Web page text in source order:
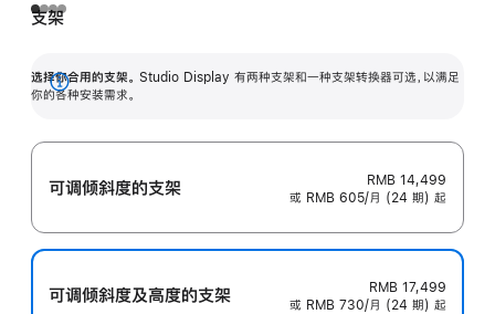
支架
选择你合用的支架。 Studio Display 有两种支架和一种支架转换器可选，以满足
你的各种安装需求。
展
可调倾斜度的支架
RMB 14,499
或 RMB 605/月 (24 期) 起
可调倾斜度及高‍度的支‍架
RMB 17,499
或 RMB 730/月 (24 期) 起